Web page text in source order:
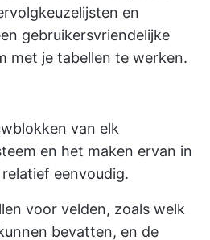
en
gebruikersvriendelijke
met je tabellen te werken.
van elk
en het maken ervan in
eenvoudig.
voor velden, zoals welk
bevatten, en de